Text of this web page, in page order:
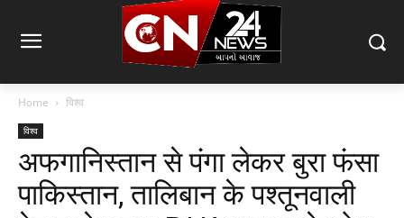
Home विश्व
विश्व
अफगानिस्तान से पंगा लेकर बुरा फंसा
पाकिस्तान, तालिबान के पश्तूनवाली